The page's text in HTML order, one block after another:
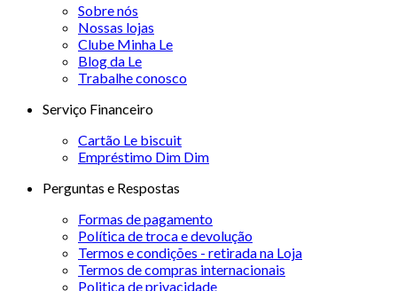
Sobre nós
Nossas lojas
Clube Minha Le
Blog da Le
Trabalhe conosco
Serviço Financeiro
Cartão Le biscuit
Empréstimo Dim Dim
Perguntas e Respostas
Formas de pagamento
Política de troca e devolução
Termos e condições - retirada na Loja
Termos de compras internacionais
Politica de privacidade